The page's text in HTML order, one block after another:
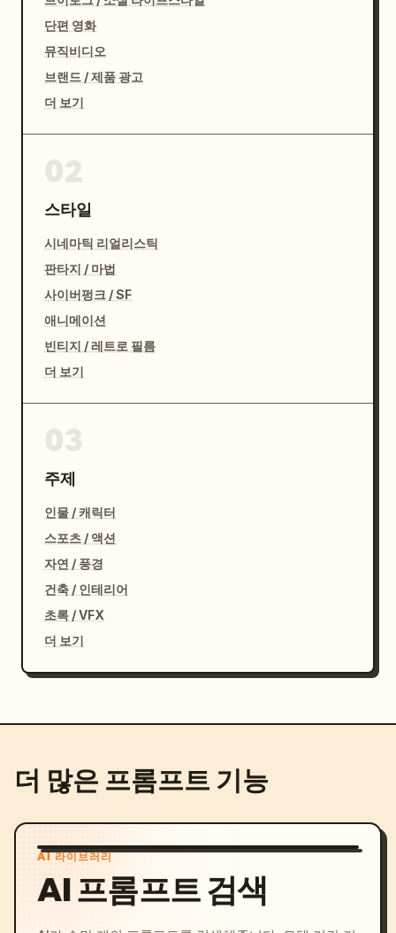
단편 영화
뮤직비디오
브랜드 / 제품 광고
더 보기
스타일
시네마틱 리얼리스틱
판타지 / 마법
사이버펑크 / SF
애니메이션
빈티지 / 레트로 필름
더 보기
주제
인물 / 캐릭터
스포츠 / 액션
자연 / 풍경
건축 / 인테리어
초록 / VFX
더 보기
더 많은 프롬프트 기능
AI 라이브러리
AI 프롬프트 검색